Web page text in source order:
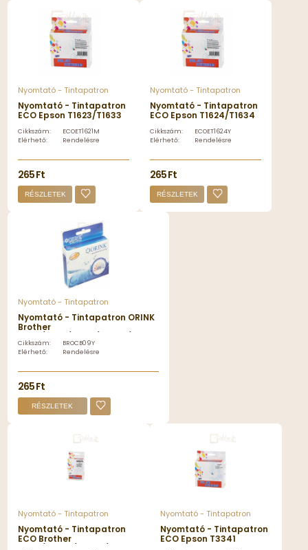
Nyomtató - Tintapatron
Nyomtató - Tintapatron
ECO Epson T1623/T1633
tintapatron -
ECOET1621M
Cikkszám:
ECOET1621M
Elérhető:
Rendelésre
265 Ft
RÉSZLETEK
Nyomtató - Tintapatron
Nyomtató - Tintapatron
ECO Epson T1624/T1634
tintapatron -
ECOET1624Y
Cikkszám:
ECOET1624Y
Elérhető:
Rendelésre
265 Ft
RÉSZLETEK
Nyomtató - Tintapatron
Nyomtató - Tintapatron ORINK
Brother
utángyártott Yellow
tintapatron - BROCB09Y
Cikkszám:
BROCB09Y
Elérhető:
Rendelésre
265 Ft
RÉSZLETEK
Nyomtató - Tintapatron
Nyomtató - Tintapatron
ECO Brother
Nyomtató - Tintapatron
Nyomtató - Tintapatron
ECO Epson T3341